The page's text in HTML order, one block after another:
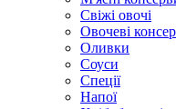
Свіжі овочі
Овочеві
Оливки
Соуси
Спеції
Напої